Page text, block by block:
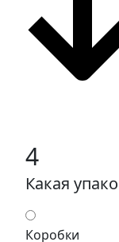
4
Какая
Коробки